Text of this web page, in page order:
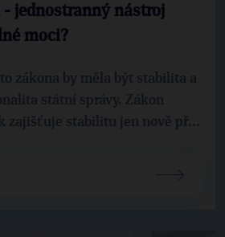
jednostranný nástroj
moci?
zákona by měla být stabilita a
státní správy. Zákon
zajišťuje stabilitu jen nově př...